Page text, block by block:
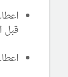
قبل